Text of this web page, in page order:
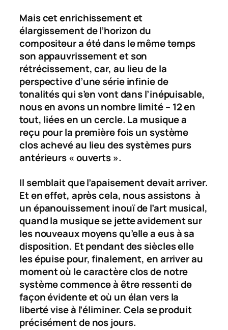
Mais cet enrichissement et
élargissement de l’horizon du
compositeur a été dans le même temps
son appauvrissement et son
rétrécissement, car, au lieu de la
perspective d’une série infinie de
tonalités qui s’en vont dans l’inépuisable,
nous en avons un nombre limité – 12 en
tout, liées en un cercle. La musique a
reçu pour la première fois un système
clos achevé au lieu des systèmes purs
antérieurs « ouverts ».
Il semblait que l’apaisement devait arriver.
Et en effet, après cela, nous assistons à
un épanouissement inouï de l’art musical,
quand la musique se jette avidement sur
les nouveaux moyens qu’elle a eus à sa
disposition. Et pendant des siècles elle
les épuise pour, finalement, en arriver au
moment où le caractère clos de notre
système commence à être ressenti de
façon évidente et où un élan vers la
liberté vise à l’éliminer. Cela se produit
précisément de nos jours.